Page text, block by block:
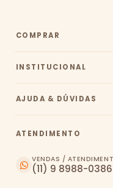
COMPRAR
INSTITUCIONAL
AJUDA & DÚVIDAS
ATENDIMENTO
VENDAS /
(11) 9 8988-0386